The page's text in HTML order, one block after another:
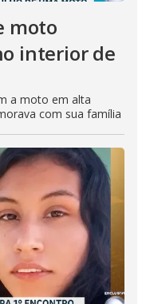
moto
interior de
a moto em alta
com sua família